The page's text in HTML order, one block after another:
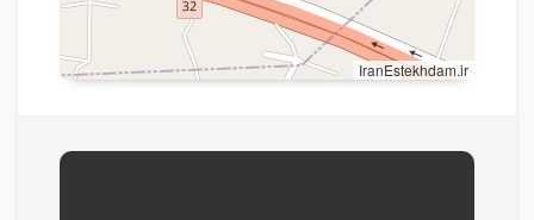
IranEstekhdam.ir